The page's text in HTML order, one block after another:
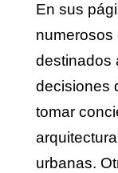
En sus
numerosos
destinados
decisiones
tomar
urbanas.